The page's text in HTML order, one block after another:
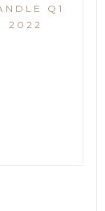
Q1
2022